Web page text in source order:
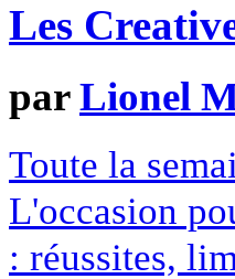
Les
parLionel
Toute la
L'occasion
: réussites,